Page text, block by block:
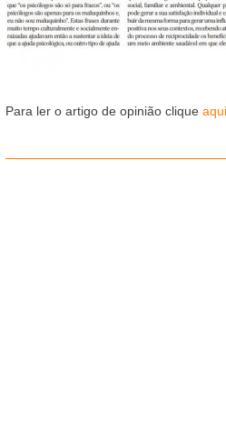
Para ler o artigo de opinião clique aqui